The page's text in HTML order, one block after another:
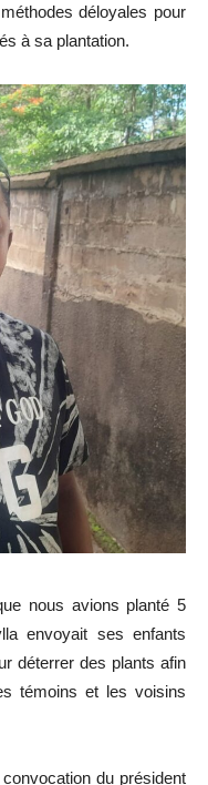
déloyales pour
à sa plantation.
nous avions planté 5
envoyait ses enfants
déterrer des plants afin
témoins et les voisins
du président